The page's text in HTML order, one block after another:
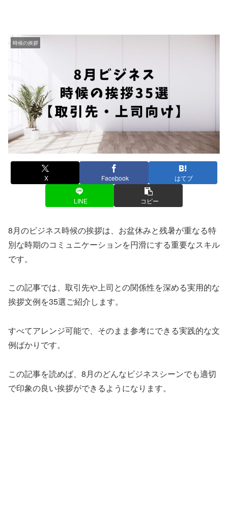
時候の挨拶
X Facebook はてブ
LINE コピー
8月のビジネス時候の挨拶は、お盆休みと残暑が重なる特
別な時期のコミュニケーションを円滑にする重要なスキル
です。
この記事では、取引先や上司との関係性を深める実用的な
挨拶文例を35選ご紹介します。
すべてアレンジ可能で、そのまま参考にできる実践的な文
例ばかりです。
この記事を読めば、8月のどんなビジネスシーンでも適切
で印象の良い挨拶ができるようになります。